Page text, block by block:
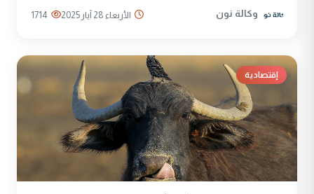
وكالة نون الأربعاء 28 آيار 2025 1714
إقتصادية